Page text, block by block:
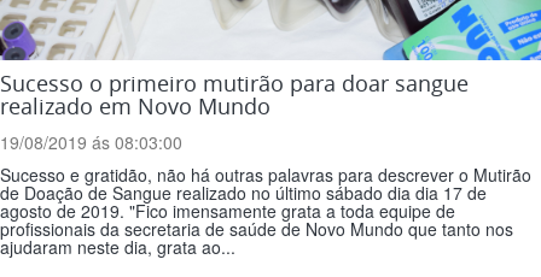
Sucesso o primeiro mutirão para doar sangue
realizado em Novo Mundo
19/08/2019 ás 08:03:00
Sucesso e gratidão, não há outras palavras para descrever o Mutirão
de Doação de Sangue realizado no último sábado dia dia 17 de
agosto de 2019. "Fico imensamente grata a toda equipe de
profissionais da secretaria de saúde de Novo Mundo que tanto nos
ajudaram neste dia, grata ao...